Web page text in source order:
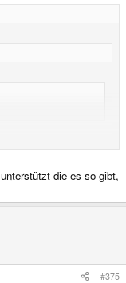
die es so gibt,
#375